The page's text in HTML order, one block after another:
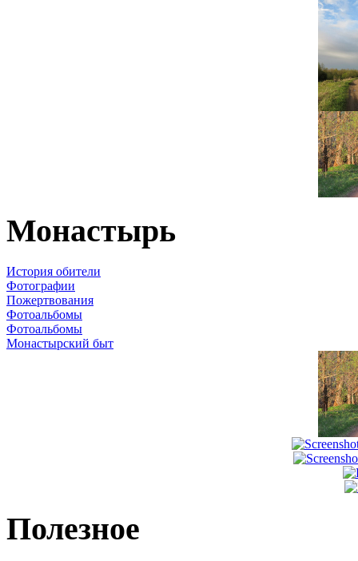
Монастырь
История обители
Фотографии
Пожертвования
Фотоальбомы
Фотоальбомы
Монастырский быт
Полезное